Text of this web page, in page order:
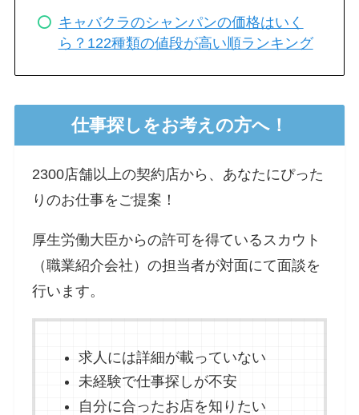
キャバクラのシャンパンの価格はいく
ら？122種類の値段が高い順ランキング
仕事探しをお考えの方へ！
2300店舗以上の契約店から、あなたにぴった
りのお仕事をご提案！
厚生労働大臣からの許可を得ているスカウト
（職業紹介会社）の担当者が対面にて面談を
行います。
求人には詳細が載っていない
未経験で仕事探しが不安
自分に合ったお店を知りたい